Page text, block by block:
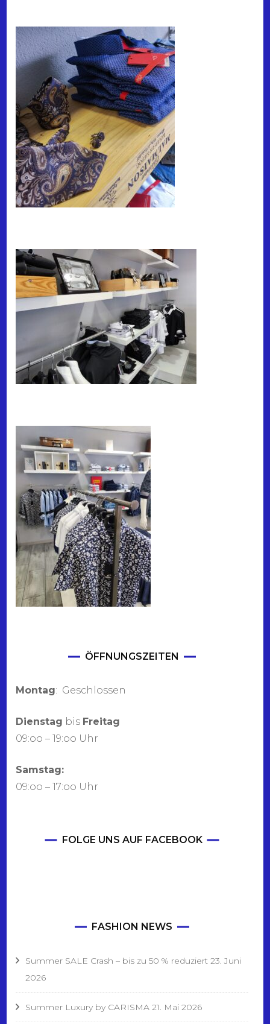
ÖFFNUNGSZEITEN
Montag: Geschlossen
Dienstag bis Freitag
09:oo – 19:oo Uhr
Samstag:
09:oo – 17:oo Uhr
FOLGE UNS AUF FACEBOOK
FASHION NEWS
Summer SALE Crash – bis zu 50 % reduziert 23. Juni
2026
Summer Luxury by CARISMA 21. Mai 2026